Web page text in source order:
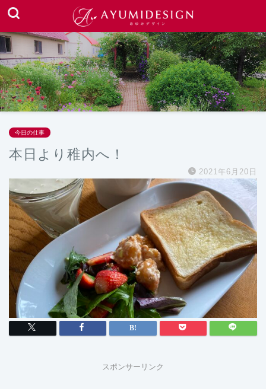
今日の仕事
本日より稚内へ！
2021年6月20日
スポンサーリンク